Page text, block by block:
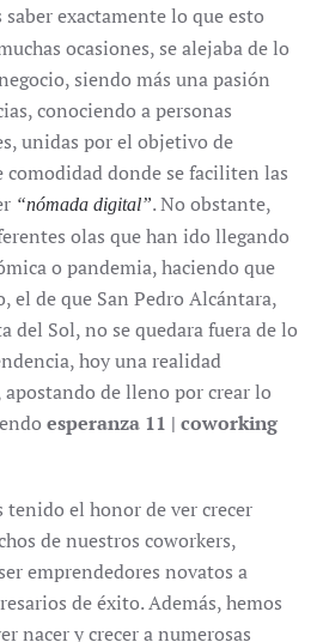
saber exactamente lo que esto
ocasiones, se alejaba de lo
siendo más una pasión
conociendo a personas
unidas por el objetivo de
donde se faciliten las
“nómada digital”. No obstante,
olas que han ido llegando
o pandemia, haciendo que
el de que San Pedro Alcántara,
del Sol, no se quedara fuera de lo
hoy una realidad
de lleno por crear lo
esperanza 11 | coworking
tenido el honor de ver crecer
de nuestros coworkers,
emprendedores novatos a
de éxito. Además, hemos
nacer y crecer a numerosas